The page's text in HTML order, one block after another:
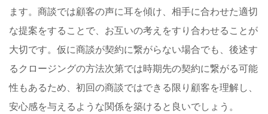
ます。商談では顧客の声に耳を傾け、相手に合わせた適切
な提案をすることで、お互いの考えをすり合わせることが
大切です。仮に商談が契約に繋がらない場合でも、後述す
るクロージングの方法次第では時期先の契約に繋がる可能
性もあるため、初回の商談ではできる限り顧客を理解し、
安心感を与えるような関係を築けると良いでしょう。